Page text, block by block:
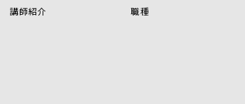
講師紹介
職種